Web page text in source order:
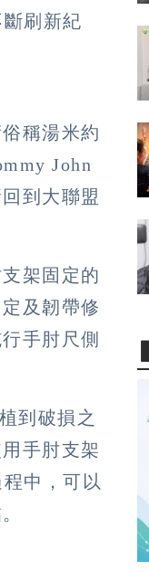
刷新紀
稱湯米約
John
到大聯盟
架固定的
及韌帶修
手肘尺側
到破損之
手肘支架
中，可以